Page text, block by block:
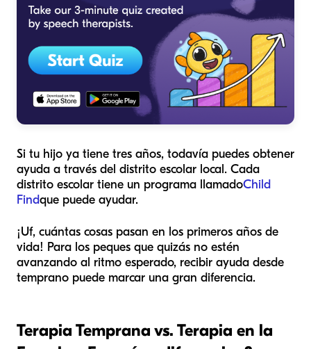
Si tu hijo ya tiene tres años, todavía puedes obtener
ayuda a través del distrito escolar local. Cada
distrito escolar tiene un programa llamadoChild
Findque puede ayudar.
¡Uf, cuántas cosas pasan en los primeros años de
vida! Para los peques que quizás no estén
avanzando al ritmo esperado, recibir ayuda desde
temprano puede marcar una gran diferencia.
Terapia Temprana vs. Terapia en la